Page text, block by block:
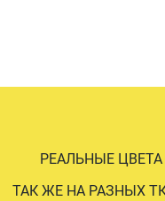
РЕАЛЬНЫЕ
ТАК ЖЕ НА РАЗНЫХ